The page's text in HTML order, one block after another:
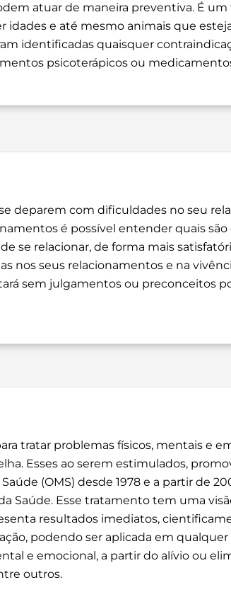
atuar de maneira preventiva. É
idades e até mesmo animais que
identificadas quaisquer
psicoterápicos ou
deparem com dificuldades no seu
é possível entender quais
se relacionar, de forma mais
nos seus relacionamentos e na
sem julgamentos ou preconceitos
tratar problemas físicos, mentais e
Esses ao serem estimulados,
(OMS) desde 1978 e a partir de
Saúde. Esse tratamento tem uma
resultados imediatos,
podendo ser aplicada em qualquer
e emocional, a partir do alívio ou
outros.